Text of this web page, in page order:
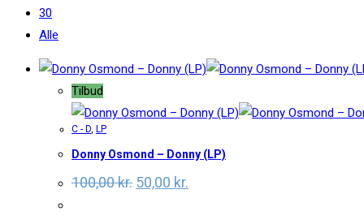
30
Alle
Tilbud
C - D, LP
Donny Osmond – Donny (LP)
100,00kr. Original
price
50,00 kr.
price